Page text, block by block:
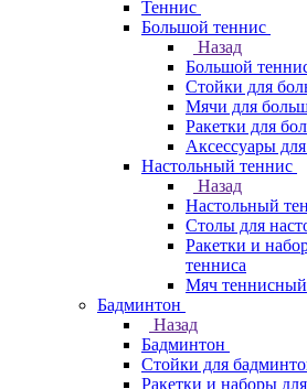
Теннис
Большой теннис
Назад
Большой
Стойки для
Мячи для
Ракетки для
Аксессуары
Настольный теннис
Назад
Настольный
Столы для
Ракетки и
тенниса
Мяч теннисный
Бадминтон
Назад
Бадминтон
Стойки для
Ракетки и наборы